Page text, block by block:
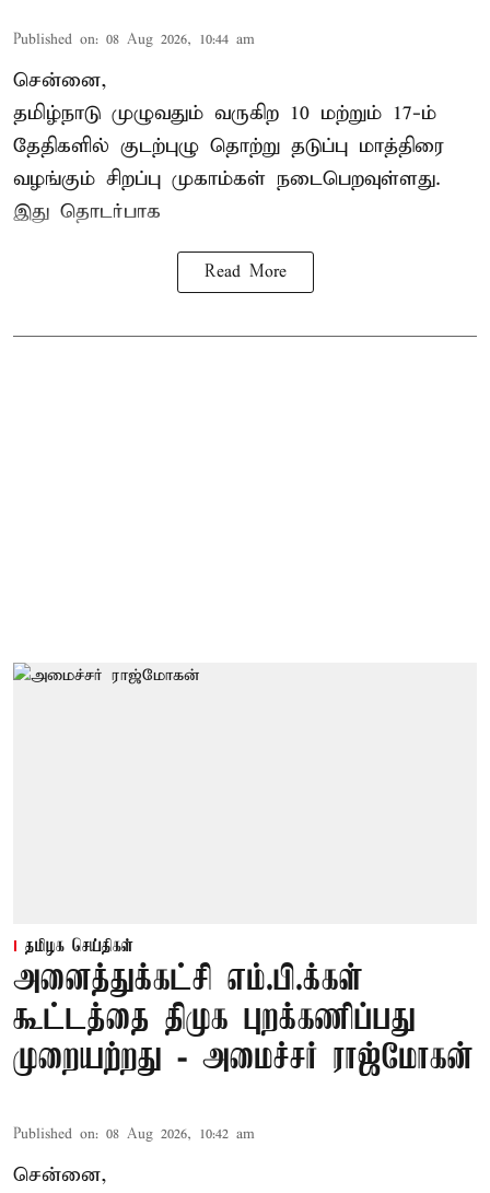
Published on: 08 Aug 2026, 10:44 am
சென்னை,
தமிழ்நாடு முழுவதும் வருகிற 10 மற்றும் 17-ம்
தேதிகளில் குடற்புழு தொற்று தடுப்பு மாத்திரை
வழங்கும் சிறப்பு முகாம்கள் நடைபெறவுள்ளது.
இது தொடர்பாக
Read More
தமிழக செய்திகள்
அனைத்துக்கட்சி எம்.பி.க்கள்
கூட்டத்தை திமுக புறக்கணிப்பது
முறையற்றது - அமைச்சர் ராஜ்மோகன்
Published on: 08 Aug 2026, 10:42 am
சென்னை,